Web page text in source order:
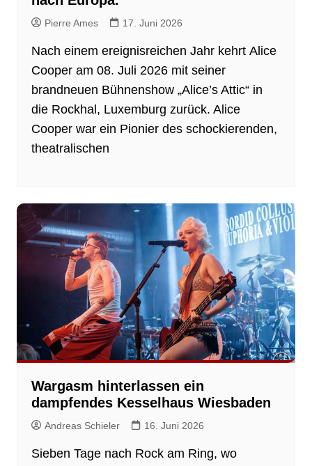
Pierre Ames 17. Juni 2026
Nach einem ereignisreichen Jahr kehrt Alice
Cooper am 08. Juli 2026 mit seiner
brandneuen Bühnenshow „Alice’s Attic“ in
die Rockhal, Luxemburg zurück. Alice
Cooper war ein Pionier des schockierenden,
theatralischen
Wargasm hinterlassen ein
dampfendes Kesselhaus Wiesbaden
Andreas Schieler 16. Juni 2026
Sieben Tage nach Rock am Ring, wo